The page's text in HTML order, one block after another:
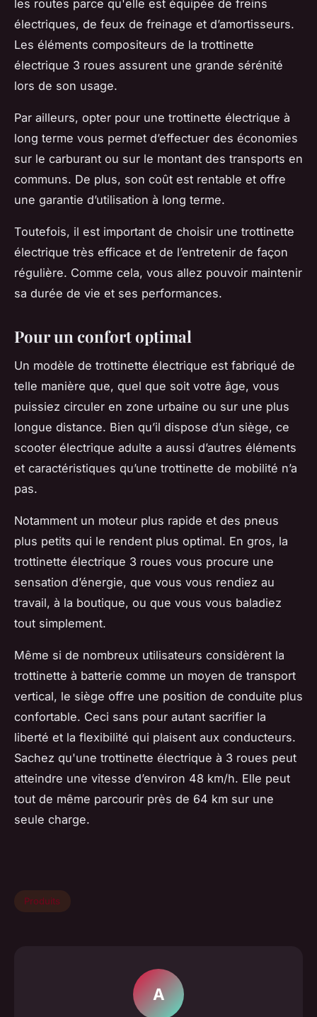
les routes parce qu'elle est équipée de freins
électriques, de feux de freinage et d’amortisseurs.
Les éléments compositeurs de la trottinette
électrique 3 roues assurent une grande sérénité
lors de son usage.
Par ailleurs, opter pour une trottinette électrique à
long terme vous permet d’effectuer des économies
sur le carburant ou sur le montant des transports en
communs. De plus, son coût est rentable et offre
une garantie d’utilisation à long terme.
Toutefois, il est important de choisir une trottinette
électrique très efficace et de l’entretenir de façon
régulière. Comme cela, vous allez pouvoir maintenir
sa durée de vie et ses performances.
Pour un confort optimal
Un modèle de trottinette électrique est fabriqué de
telle manière que, quel que soit votre âge, vous
puissiez circuler en zone urbaine ou sur une plus
longue distance. Bien qu’il dispose d’un siège, ce
scooter électrique adulte a aussi d’autres éléments
et caractéristiques qu’une trottinette de mobilité n’a
pas.
Notamment un moteur plus rapide et des pneus
plus petits qui le rendent plus optimal. En gros, la
trottinette électrique 3 roues vous procure une
sensation d’énergie, que vous vous rendiez au
travail, à la boutique, ou que vous vous baladiez
tout simplement.
Même si de nombreux utilisateurs considèrent la
trottinette à batterie comme un moyen de transport
vertical, le siège offre une position de conduite plus
confortable. Ceci sans pour autant sacrifier la
liberté et la flexibilité qui plaisent aux conducteurs.
Sachez qu'une trottinette électrique à 3 roues peut
atteindre une vitesse d’environ 48 km/h. Elle peut
tout de même parcourir près de 64 km sur une
seule charge.
Produits
A